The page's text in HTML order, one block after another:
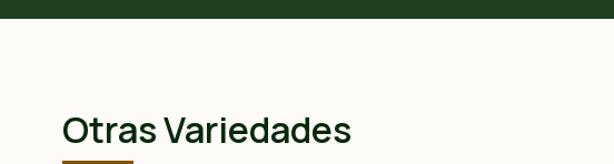
Otras Variedades